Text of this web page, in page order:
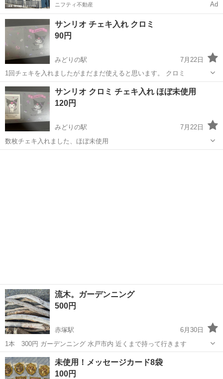
ニフティ不動産 Ad
サンリオ チェキ入れ クロミ
90円
みどりの駅
7月22日
1回チェキを入れましたがまだまだ使えると思います。 クロミ
茨城 つくば市 みどりの駅 クロミ
サンリオ クロミ チェキ入れ ほぼ未使用
120円
みどりの駅
7月22日
数枚チェキ入れました、ほぼ未使用
流木。ガーデンニング
500円
赤塚駅
6月30日
1本 300円 ガーデンニング 水戸市内 近くまで持って行きます
茨城 水戸市 赤塚駅
未使用！メッセージカード8袋
100円